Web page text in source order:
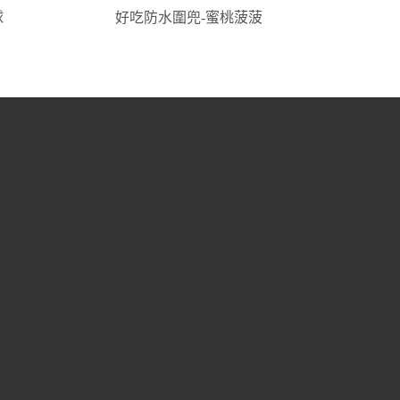
好吃防水圍兜-蜜桃菠菠